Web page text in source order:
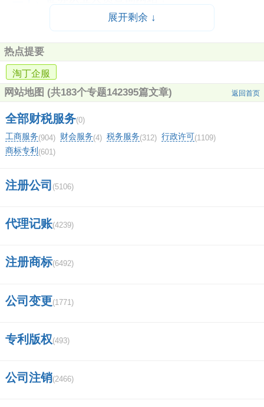
中信证券手机版成交量均线怎么设置？
为什么证券公司现金流是负数？
东方财富有几个营业部？
华泰证券手可以网上开两融吗？
太平洋证券app安装不了？
件吗？比如中信证券和华泰证券～？
展开剩余 ↓
热点提要
淘丁企服
网站地图 (共183个专题142395篇文章) 返回首页
全部财税服务(0)
工商服务(904) 财会服务(4) 税务服务(312) 行政许可(1109)
商标专利 (601)
注册公司 (5106)
代理记账(4239)
注册商标(6492)
公司变更(1771)
专利版权(493)
公司注销(2466)